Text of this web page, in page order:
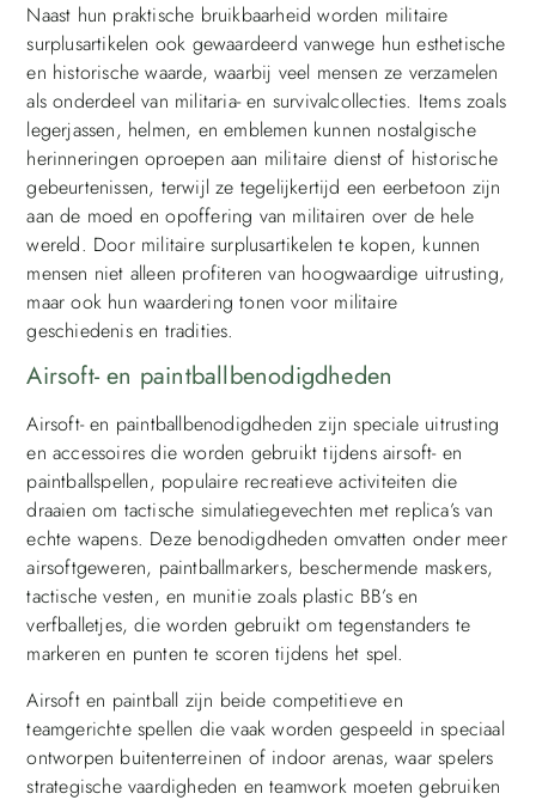
Naast hun praktische bruikbaarheid worden militaire
surplusartikelen ook gewaardeerd vanwege hun esthetische
en historische waarde, waarbij veel mensen ze verzamelen
als onderdeel van militaria- en survivalcollecties. Items zoals
legerjassen, helmen, en emblemen kunnen nostalgische
herinneringen oproepen aan militaire dienst of historische
gebeurtenissen, terwijl ze tegelijkertijd een eerbetoon zijn
aan de moed en opoffering van militairen over de hele
wereld. Door militaire surplusartikelen te kopen, kunnen
mensen niet alleen profiteren van hoogwaardige uitrusting,
maar ook hun waardering tonen voor militaire
geschiedenis en tradities.
Airsoft- en paintballbenodigdheden
Airsoft- en paintballbenodigdheden zijn speciale uitrusting
en accessoires die worden gebruikt tijdens airsoft- en
paintballspellen, populaire recreatieve activiteiten die
draaien om tactische simulatiegevechten met replica’s van
echte wapens. Deze benodigdheden omvatten onder meer
airsoftgeweren, paintballmarkers, beschermende maskers,
tactische vesten, en munitie zoals plastic BB’s en
verfballetjes, die worden gebruikt om tegenstanders te
markeren en punten te scoren tijdens het spel.
Airsoft en paintball zijn beide competitieve en
teamgerichte spellen die vaak worden gespeeld in speciaal
ontworpen buitenterreinen of indoor arenas, waar spelers
strategische vaardigheden en teamwork moeten gebruiken